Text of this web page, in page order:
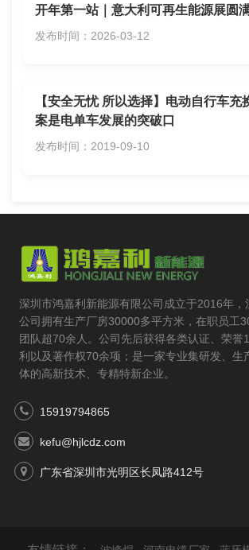
开年第一站｜意大利可再生能源展圆
发布时间：2026-03-12
【安全无忧 所以选择】电动自行车充
案是电单车发展的突破口
发布时间：2019-09-10
深圳市鸿嘉利新能源有限公司成立于2016年，
公司拥有生产厂房30000多平方米，在职员工
团队超70余人。公司先后获得各类认证、荣誉
利以及著作权70余项；是一家专业集研发、生
体的高新技术、专精特新企业。
15919794865
kefu@hjlcdz.com
广东省深圳市光明区长凤路412号